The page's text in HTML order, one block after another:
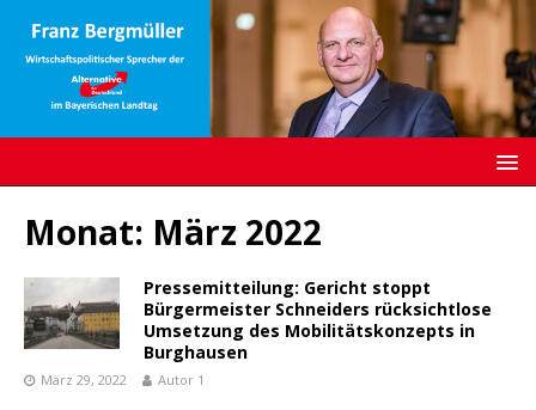
Monat: März 2022
Pressemitteilung: Gericht stoppt
Bürgermeister Schneiders rücksichtlose
Umsetzung des Mobilitätskonzepts in
Burghausen
März 29, 2022 Autor 1